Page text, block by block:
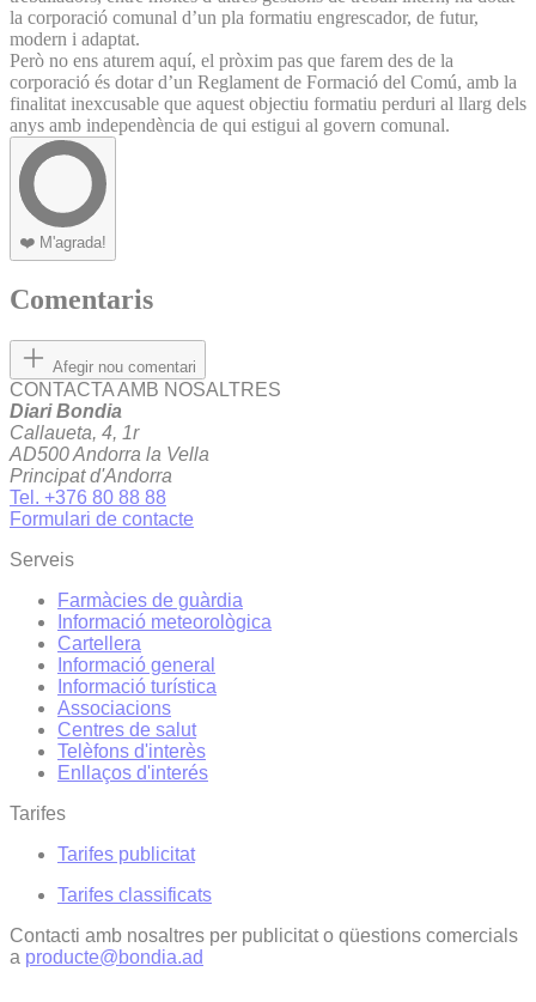
la corporació comunal d’un pla formatiu engrescador, de futur,
modern i adaptat.
Però no ens aturem aquí, el pròxim pas que farem des de la
corporació és dotar d’un Reglament de Formació del Comú, amb la
finalitat inexcusable que aquest objectiu formatiu perduri al llarg dels
anys amb independència de qui estigui al govern comunal.
❤️ M'agrada!
Comentaris
Afegir nou comentari
CONTACTA AMB NOSALTRES
Diari Bondia
Callaueta, 4, 1r
AD500 Andorra la Vella
Principat d'Andorra
Tel. +376 80 88 88
Formulari de contacte
Serveis
Farmàcies de guàrdia
Informació meteorològica
Cartellera
Informació general
Informació turística
Associacions
Centres de salut
Telèfons d'interès
Enllaços d'interés
Tarifes
Tarifes publicitat
Tarifes classificats
Contacti amb nosaltres per publicitat o qüestions comercials
a producte@bondia.ad